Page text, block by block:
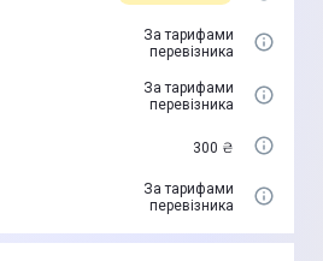
За тарифами
перевізника
За тарифами
перевізника
300 ₴
За тарифами
перевізника